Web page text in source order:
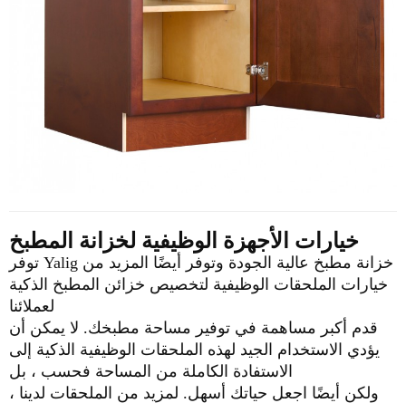
خيارات الأجهزة الوظيفية لخزانة المطبخ
توفر Yalig خزانة مطبخ عالية الجودة وتوفر أيضًا المزيد من
خيارات الملحقات الوظيفية لتخصيص خزائن المطبخ الذكية
لعملائنا
قدم أكبر مساهمة في توفير مساحة مطبخك. لا يمكن أن
يؤدي الاستخدام الجيد لهذه الملحقات الوظيفية الذكية إلى
الاستفادة الكاملة من المساحة فحسب ، بل
ولكن أيضًا اجعل حياتك أسهل. لمزيد من الملحقات لدينا ،